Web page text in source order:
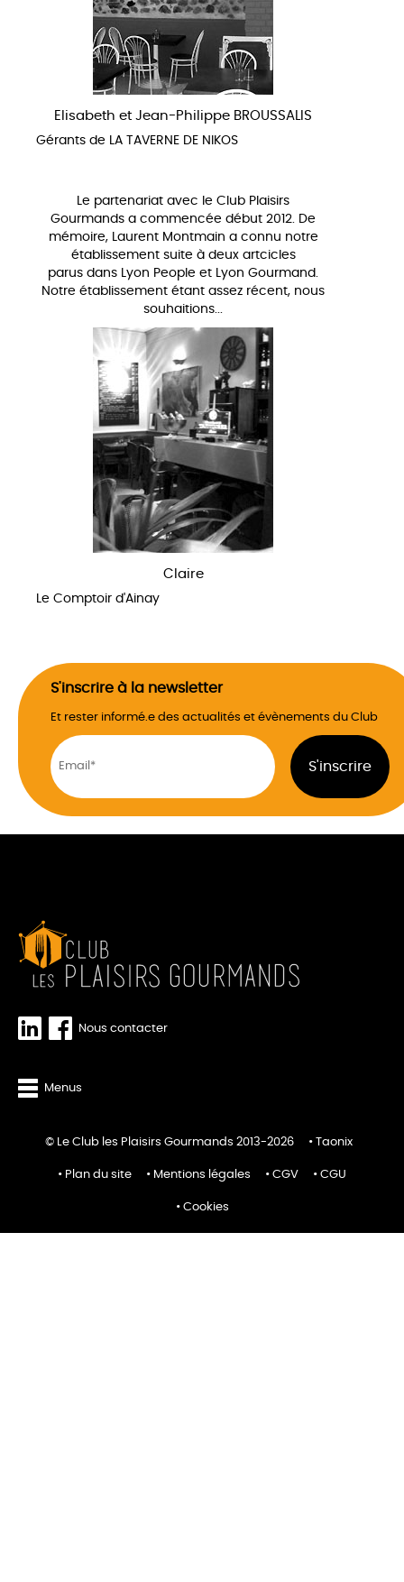
Elisabeth et Jean-Philippe BROUSSALIS
Gérants de LA TAVERNE DE NIKOS
Le partenariat avec le Club Plaisirs
Gourmands a commencée début 2012. De
mémoire, Laurent Montmain a connu notre
établissement suite à deux artcicles
parus dans Lyon People et Lyon Gourmand.
Notre établissement étant assez récent, nous
souhaitions...
Claire
Le Comptoir d'Ainay
S'inscrire à la newsletter
Et rester informé.e des actualités et évènements du Club
Nous contacter
Menus
© Le Club les Plaisirs Gourmands 2013-2026 Taonix
Plan du site Mentions légales CGV CGU
Cookies